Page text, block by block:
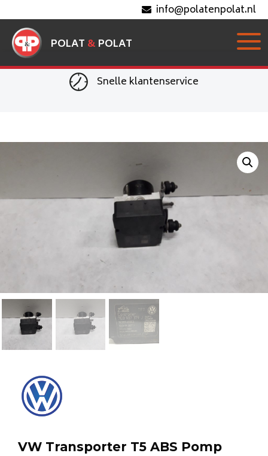
info@polatenpolat.nl
POLAT & POLAT
Snelle klantenservice
VW Transporter T5 ABS Pomp